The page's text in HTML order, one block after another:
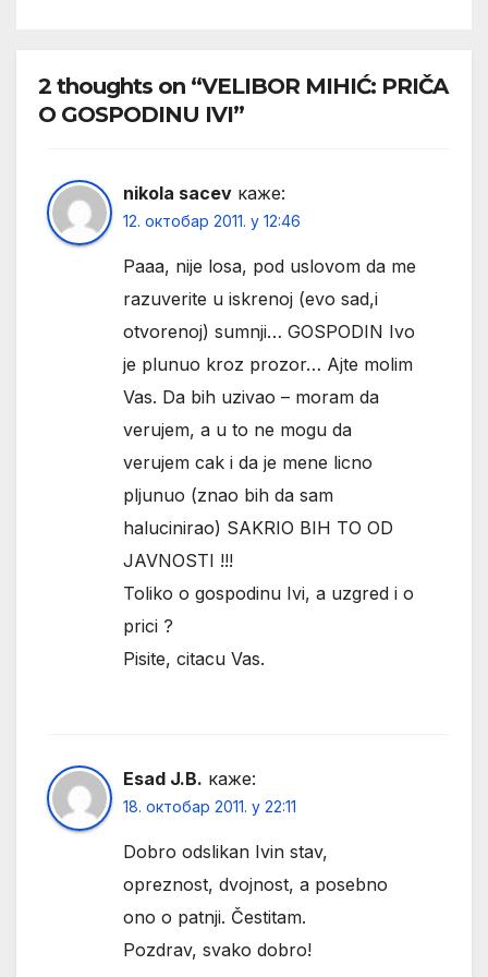
2 thoughts on “VELIBOR MIHIĆ: PRIČA
O GOSPODINU IVI”
nikola sacev каже:
12. октобар 2011. у 12:46
Paaa, nije losa, pod uslovom da me
razuverite u iskrenoj (evo sad,i
otvorenoj) sumnji… GOSPODIN Ivo
je plunuo kroz prozor… Ajte molim
Vas. Da bih uzivao – moram da
verujem, a u to ne mogu da
verujem cak i da je mene licno
pljunuo (znao bih da sam
halucinirao) SAKRIO BIH TO OD
JAVNOSTI !!!
Toliko o gospodinu Ivi, a uzgred i o
prici ?
Pisite, citacu Vas.
Esad J.B. каже:
18. октобар 2011. у 22:11
Dobro odslikan Ivin stav,
opreznost, dvojnost, a posebno
ono o patnji. Čestitam.
Pozdrav, svako dobro!